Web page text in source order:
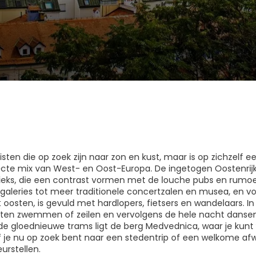
die op zoek zijn naar zon en kust, maar is op zichzelf
mix van West- en Oost-Europa. De ingetogen
die een contrast vormen met de louche pubs en
tot meer traditionele concertzalen en musea, en
is gevuld met hardlopers, fietsers en wandelaars.
zwemmen of zeilen en vervolgens de hele nacht
trams ligt de berg Medvednica, waar je kunt
nu op zoek bent naar een stedentrip of een welkome